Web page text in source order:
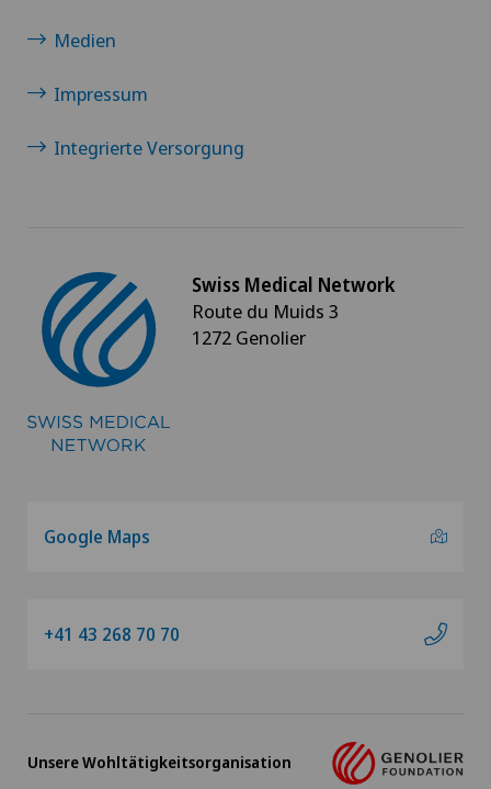
Medien
Impressum
Integrierte Versorgung
Swiss Medical Network
Route du Muids 3
1272 Genolier
Google Maps
+41 43 268 70 70
Unsere Wohltätigkeitsorganisation